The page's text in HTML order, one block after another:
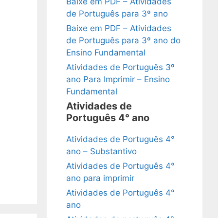
de Português para 3º ano
Baixe em PDF – Atividades
de Português para 3º ano do
Ensino Fundamental
Atividades de Português 3º
ano Para Imprimir – Ensino
Fundamental
Atividades de
Português 4° ano
Atividades de Português 4°
ano – Substantivo
Atividades de Português 4°
ano para imprimir
Atividades de Português 4°
ano